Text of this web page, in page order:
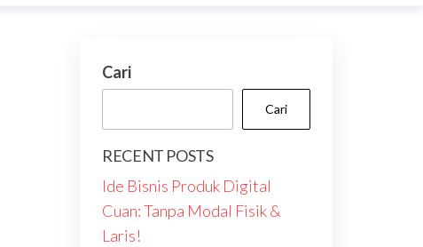
Cari
Cari
RECENT POSTS
Ide Bisnis Produk Digital
Cuan: Tanpa Modal Fisik &
Laris!